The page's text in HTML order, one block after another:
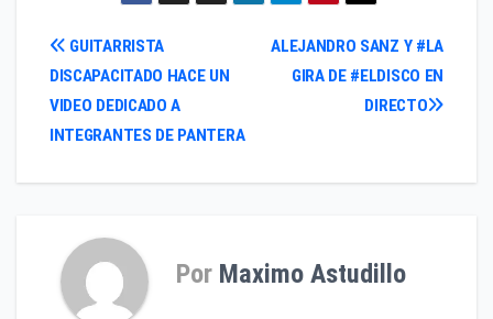
Navegación
de
entradas
ALEJANDRO SANZ Y #LA
GIRA DE #ELDISCO EN
DIRECTO
GUITARRISTA
DISCAPACITADO HACE UN
VIDEO DEDICADO A
INTEGRANTES DE PANTERA
Por Maximo Astudillo